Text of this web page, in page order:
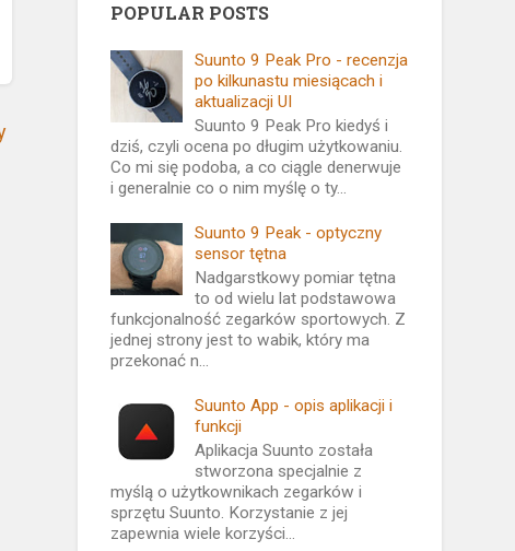
POPULAR POSTS
Suunto 9 Peak Pro - recenzja
po kilkunastu miesiącach i
aktualizacji UI
Suunto 9 Peak Pro kiedyś i
dziś, czyli ocena po długim użytkowaniu.
Co mi się podoba, a co ciągle denerwuje
i generalnie co o nim myślę o ty...
Suunto 9 Peak - optyczny
sensor tętna
Nadgarstkowy pomiar tętna
to od wielu lat podstawowa
funkcjonalność zegarków sportowych. Z
jednej strony jest to wabik, który ma
przekonać n...
Suunto App - opis aplikacji i
funkcji
Aplikacja Suunto została
stworzona specjalnie z
myślą o użytkownikach zegarków i
sprzętu Suunto. Korzystanie z jej
zapewnia wiele korzyści...